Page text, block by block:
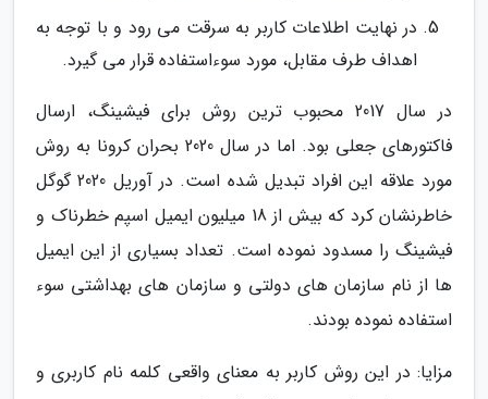
در نهایت اطلاعات کاربر به سرقت می رود و با توجه به
اهداف طرف مقابل، مورد سوءاستفاده قرار می گیرد.
در سال 2017 محبوب ترین روش برای فیشینگ، ارسال
فاکتورهای جعلی بود. اما در سال 2020 بحران کرونا به روش
مورد علاقه این افراد تبدیل شده است. در آوریل 2020 گوگل
خاطرنشان کرد که بیش از 18 میلیون ایمیل اسپم خطرناک و
فیشینگ را مسدود نموده است. تعداد بسیاری از این ایمیل
ها از نام سازمان های دولتی و سازمان های بهداشتی سوء
استفاده نموده بودند.
مزایا: در این روش کاربر به معنای واقعی کلمه نام کاربری و